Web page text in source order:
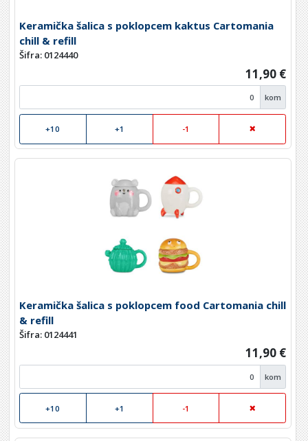
Keramička šalica s poklopcem kaktus Cartomania
chill & refill
Šifra: 0124440
11,90 €
kom
+10 +1 -1
Keramička šalica s poklopcem food Cartomania chill
& refill
Šifra: 0124441
11,90 €
kom
+10 +1 -1